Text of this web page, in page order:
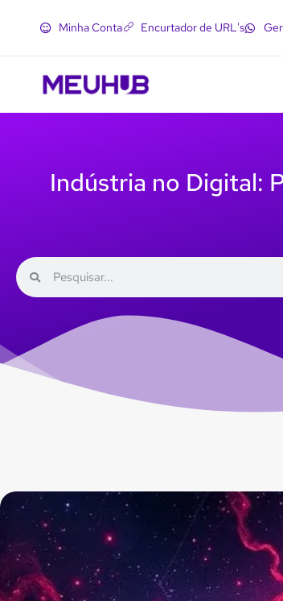
Minha Conta Encurtador de URL's
Indústria no Digital: